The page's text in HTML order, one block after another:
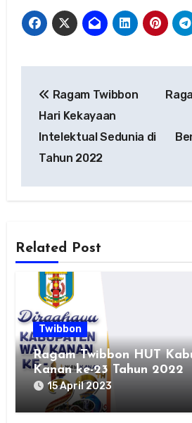
pos
Ragam Twibbon
Hari Kekayaan
Intelektual Sedunia di
Tahun 2022
Related Post
Twibbon
Ragam Twibbon HUT
Kanan ke-23 Tahun 2022
15 April 2023